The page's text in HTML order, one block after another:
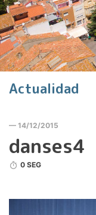
Actualidad
— 14/12/2015
danses4
0 SEG